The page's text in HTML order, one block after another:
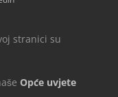
stranici su
Opće uvjete